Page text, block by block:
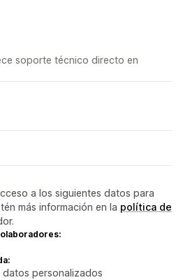
soporte técnico directo en
a los siguientes datos para
más información en la política de
personalizados